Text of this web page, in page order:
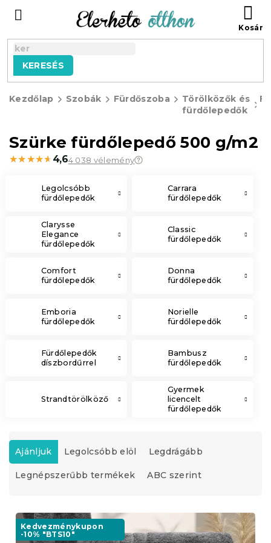
tartalomhoz
KERESÉS
Kezdőlap Szobák Fürdőszoba
Törölközők és
fürdőlepedők
Szürke fürdőlepedő 500 g/m2
★★★★★
★★★★★ 4,64 038 vélemény
Legolcsóbb
fürdőlepedők
Carrara
fürdőlepedők
Clarysse
Elegance
fürdőlepedők
Classic
fürdőlepedők
Comfort
fürdőlepedők
Donna
fürdőlepedők
Emboria
fürdőlepedők
Norielle
fürdőlepedők
Fürdőlepedők
díszbordűrrel
Bambusz
fürdőlepedők
Strandtörölköző
Gyermek
licencelt
fürdőlepedők
T
e
r
m
e
Ajánljuk Legolcsóbb elöl Legdrágább
Legnépszerűbb termékek ABC szerint
T
Kedvezménykupon
-10% "BTS10"